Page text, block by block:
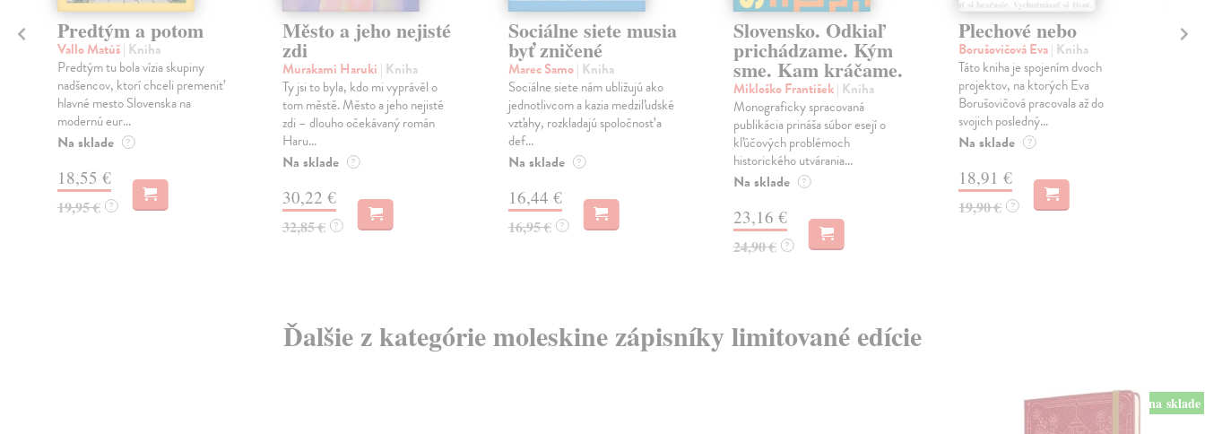
Predtým a potom
Vallo Matúš| Kniha
Predtým tu bola vízia skupiny
nadšencov, ktorí chceli premeniť
hlavné mesto Slovenska na
modernú eur...
Na sklade ?
18,55 €
19,95 € ?
Město a jeho nejisté
zdi
Murakami Haruki | Kniha
Ty jsi to byla, kdo mi vyprávěl o
tom městě. Město a jeho nejisté
zdi – dlouho očekávaný román
Haru...
Na sklade ?
30,22 €
32,85 € ?
Sociálne siete musia
byť zničené
Marec Samo| Kniha
Sociálne siete nám ubližujú ako
jednotlivcom a kazia medziľudské
vzťahy, rozkladajú spoločnosť a
def...
Na sklade ?
16,44 €
16,95 € ?
Slovensko. Odkiaľ
prichádzame. Kým
sme. Kam kráčame.
Mikloško František| Kniha
Monograficky spracovaná
publikácia prináša súbor esejí o
kľúčových problémoch
historického utvárania...
Na sklade ?
23,16 €
24,90 € ?
Plechové nebo
Borušovičová Eva| Kniha
Táto kniha je spojením dvoch
projektov, na ktorých Eva
Borušovičová pracovala až do
svojich posledný...
Na sklade ?
18,91 €
19,90 € ?
Ďalšie z kategórie moleskine zápisníky limitované edície
na sklade